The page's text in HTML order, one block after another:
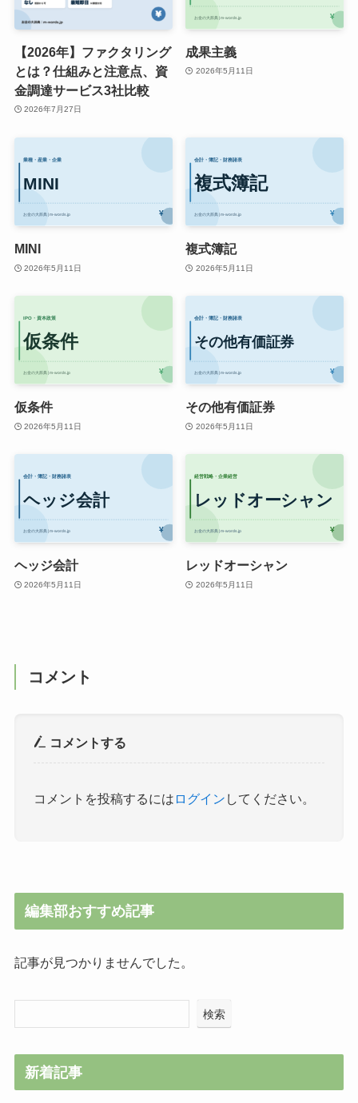
【2026年】ファクタリング
とは？仕組みと注意点、資
金調達サービス3社比較
2026年7月27日
成果主義
2026年5月11日
MINI
2026年5月11日
複式簿記
2026年5月11日
仮条件
2026年5月11日
その他有価証券
2026年5月11日
ヘッジ会計
2026年5月11日
レッドオーシャン
2026年5月11日
コメント
コメントする
コメントを投稿するには ログイン してください。
編集部おすすめ記事
記事が見つかりませんでした。
検索
新着記事